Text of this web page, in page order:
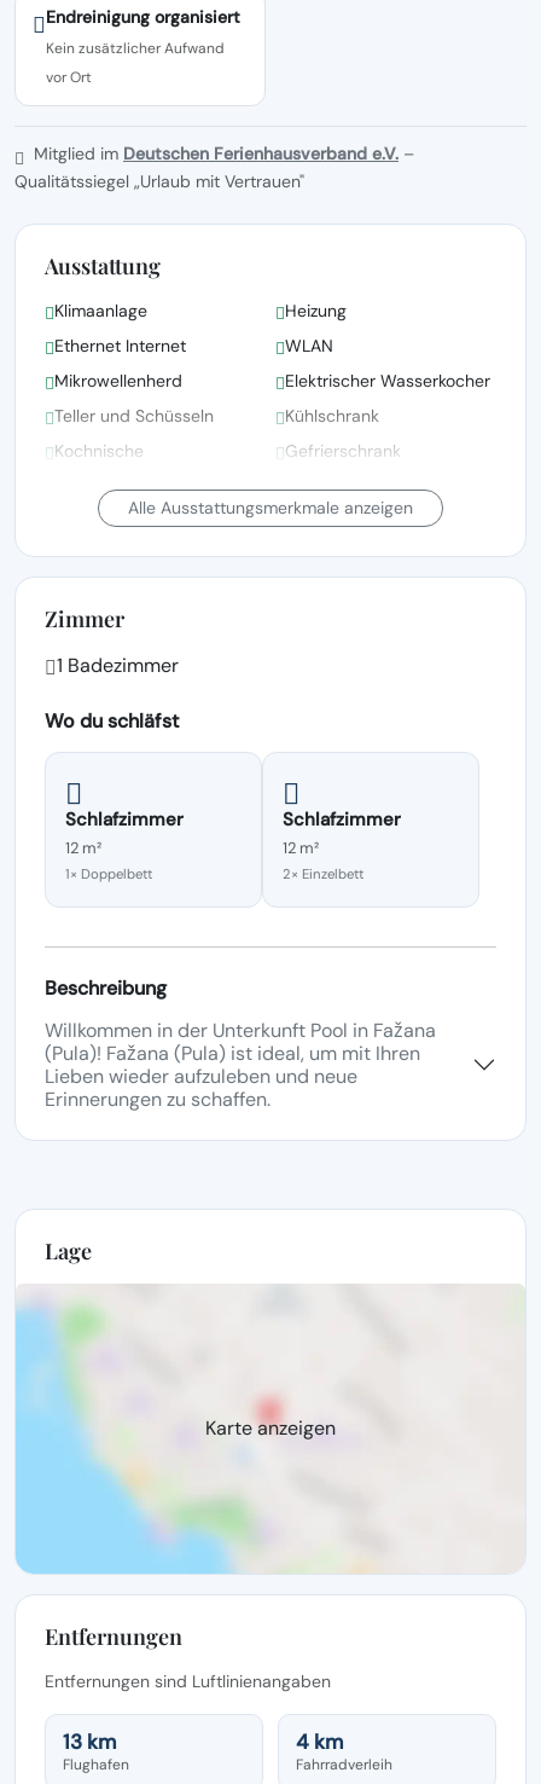
Endreinigung organisiert
Kein zusätzlicher Aufwand
vor Ort
Mitglied im Deutschen Ferienhausverband e.V. –
Qualitätssiegel „Urlaub mit Vertrauen"
Ausstattung
Klimaanlage
Heizung
Ethernet Internet
WLAN
Mikrowellenherd
Elektrischer Wasserkocher
Teller und Schüsseln
Kühlschrank
Kochnische
Gefrierschrank
Toaster
Garten-/Außendusche
Alle Ausstattungsmerkmale anzeigen
Zimmer
1 Badezimmer
Wo du schläfst
Schlafzimmer
12 m²
1× Doppelbett
Schlafzimmer
12 m²
2× Einzelbett
Beschreibung
Willkommen in der Unterkunft Pool in Fažana
(Pula)! Fažana (Pula) ist ideal, um mit Ihren
Lieben wieder aufzuleben und neue
Erinnerungen zu schaffen.
Lage
Karte anzeigen
Entfernungen
Entfernungen sind Luftlinienangaben
13 km
Flughafen
4 km
Fahrradverleih